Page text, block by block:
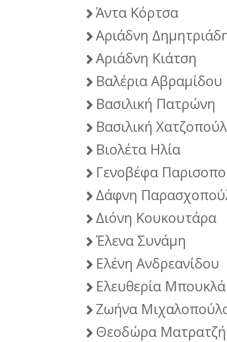
Άντα Κόρτσα
Αριάδνη
Αριάδνη Κιάτση
Βαλέρια Αβραμίδου
Βασιλική Πατρώνη
Βασιλική
Βιολέτα Ηλία
Γενοβέφα
Δάφνη
Διόνη Κουκουτάρα
Έλενα Συνάμη
Ελένη Ανδρεανίδου
Ελευθερία Μπουκλά
Ζωήνα
Θεοδώρα Ματρατζή